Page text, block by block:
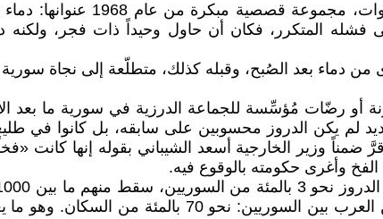
لوليد إخلاصي، القاص
فشله المتكرر، فكان أن حاول وحيداً ذات فجر،
بعد الصُبح، وقبله كذلك، متطلّعة إلى نجاة
أو رضّات مُؤسِّسة للجماعة الدرزية في سورية ما بعد
لم يكن الدروز محسوبين على سابقه، بل كانوا في
وزير الخارجية أسعد الشيباني بقوله إنها كانت
وأغرى حكومته بالوقوع فيه.
بين 25 و50 ألفاً لو كانت نسبة الدروز مساوية لنسبة